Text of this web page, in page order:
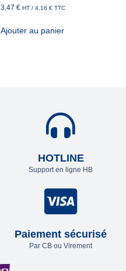
3,47 € HT / 4,16 €TTC
Ajouter au panier
HOTLINE
Support en ligne HB
Paiement sécurisé
Par CB ou Virement